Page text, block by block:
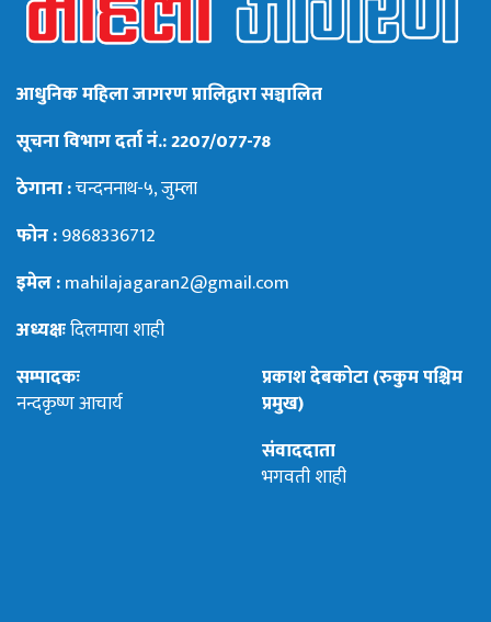
आधुनिक महिला जागरण प्रालिद्वारा सञ्चालित
सूचना विभाग दर्ता नं.: 2207/077-78
ठेगाना :चन्दननाथ-५, जुम्ला
फोन :9868336712
इमेल :mahilajagaran2@gmail.com
अध्यक्षःदिलमाया शाही
सम्पादकः
नन्दकृष्ण आचार्य
प्रकाश देबकोटा (रुकुम पश्चिम
प्रमुख)
संवाददाता
भगवती शाही